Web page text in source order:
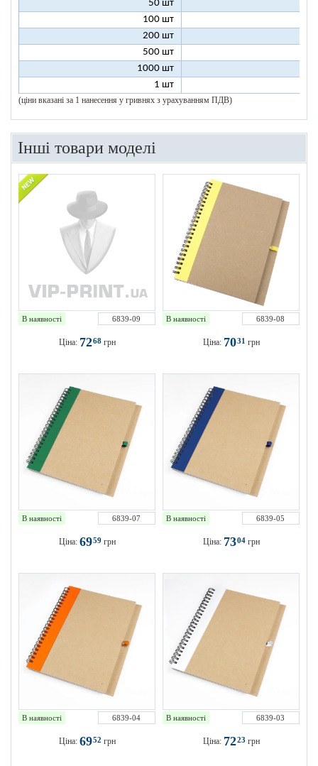
50 шт
100 шт
200 шт
500 шт
1000 шт
1 шт
(ціни вказані за 1 нанесення у гривнях з урахуванням ПДВ)
Інші товари моделі
В наявності 6839-09
Ціна: 7268грн
В наявності 6839-08
Ціна: 7031 грн
В наявності 6839-07
Ціна: 6959 грн
В наявності 6839-05
Ціна: 7304грн
В наявності 6839-04
Ціна: 6952 грн
В наявності 6839-03
Ціна: 7223 грн